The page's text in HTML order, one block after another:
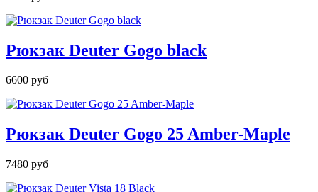
Рюкзак Deuter Gogo black
6600 руб
Рюкзак Deuter Gogo 25 Amber-Maple
7480 руб